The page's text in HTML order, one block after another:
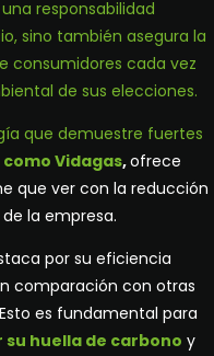
responsabilidad
sino también asegura la
consumidores cada vez
de sus elecciones.
que demuestre fuertes
como Vidagas,ofrece
que ver con la reducción
la empresa.
por su eficiencia
comparación con otras
es fundamental para
su huella de carbono y